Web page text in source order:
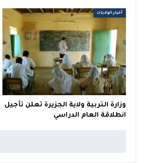
أخبار الولايات
وزارة التربية ولاية الجزيرة تعلن تأجيل
انطلاقة العام الدراسي